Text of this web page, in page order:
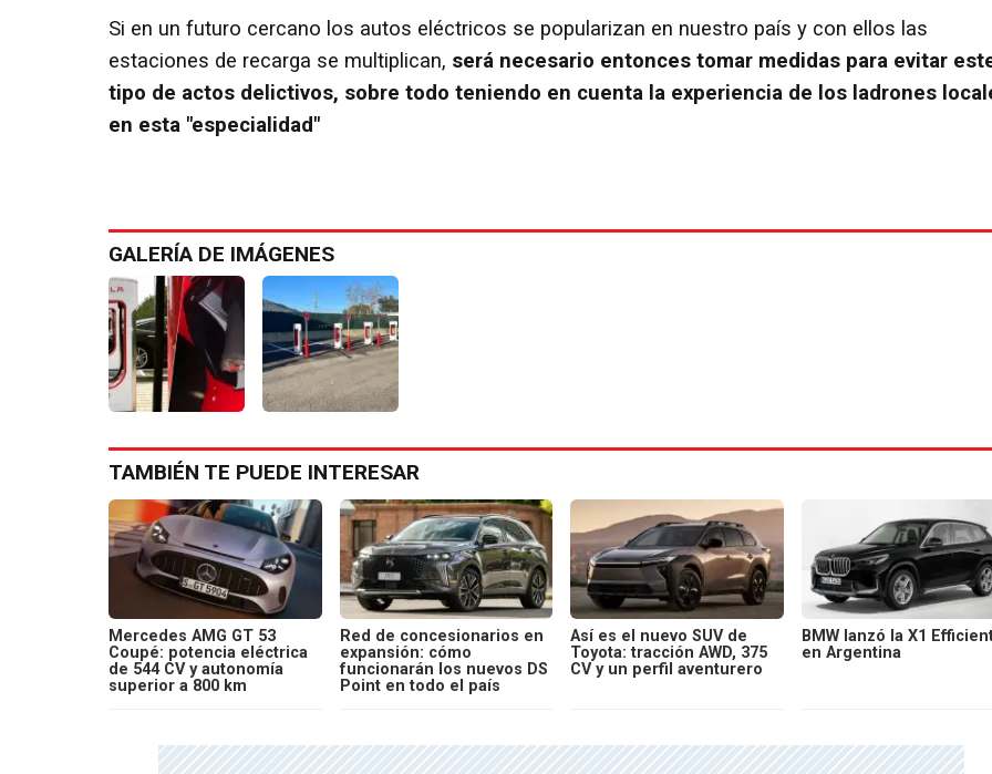
Si en un futuro cercano los autos eléctricos se popularizan en nuestro país y con ellos las
estaciones de recarga se multiplican, será necesario entonces tomar medidas para evitar
tipo de actos delictivos, sobre todo teniendo en cuenta la experiencia de los ladrones
en esta "especialidad"
GALERÍA DE IMÁGENES
TAMBIÉN TE PUEDE INTERESAR
Mercedes AMG GT 53
Coupé: potencia eléctrica
de 544 CV y autonomía
superior a 800 km
Red de concesionarios en
expansión: cómo
funcionarán los nuevos DS
Point en todo el país
Así es el nuevo SUV de
Toyota: tracción AWD, 375
CV y un perfil aventurero
BMW lanzó la X1
en Argentina